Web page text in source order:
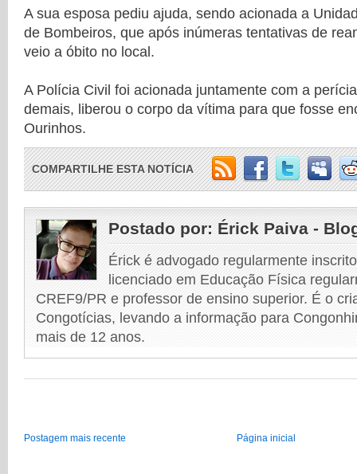
A sua esposa pediu ajuda, sendo acionada a
de Bombeiros, que após inúmeras tentativas de
veio a óbito no local.
A Polícia Civil foi acionada juntamente com a
demais, liberou o corpo da vítima para que fosse
Ourinhos.
COMPARTILHE ESTA NOTÍCIA
Postado por: Érick Paiva -
Érick é advogado regularmente
licenciado em Educação Física
CREF9/PR e professor de ensino superior. É o
Congotícias, levando a informação para
mais de 12 anos.
Postagem mais recente Página inicial